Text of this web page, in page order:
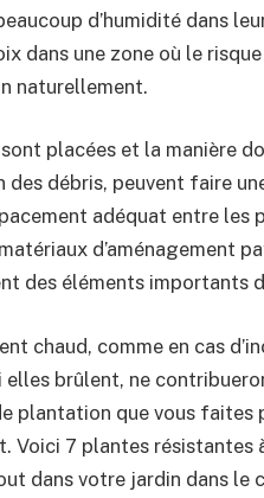
d’humidité dans
dans une zone où le
naturellement.
sont placées et la manière
des débris, peuvent faire
adéquat entre
d’aménagement
des éléments importants
chaud, comme en cas
brûlent, ne
plantation que vous
Voici 7 plantes résistantes
dans votre jardin dans le